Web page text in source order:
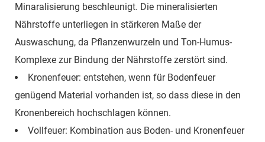
Minaralisierung beschleunigt. Die mineralisierten
Nährstoffe unterliegen in stärkeren Maße der
Auswaschung, da Pflanzenwurzeln und Ton-Humus-
Komplexe zur Bindung der Nährstoffe zerstört sind.
Kronenfeuer: entstehen, wenn für Bodenfeuer
genügend Material vorhanden ist, so dass diese in den
Kronenbereich hochschlagen können.
Vollfeuer: Kombination aus Boden- und Kronenfeuer